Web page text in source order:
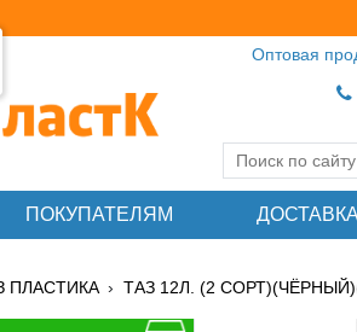
Оптовая
ПОКУПАТЕЛЯМ ДОСТАВКА
ПЛАСТИКА ТАЗ 12Л. (2